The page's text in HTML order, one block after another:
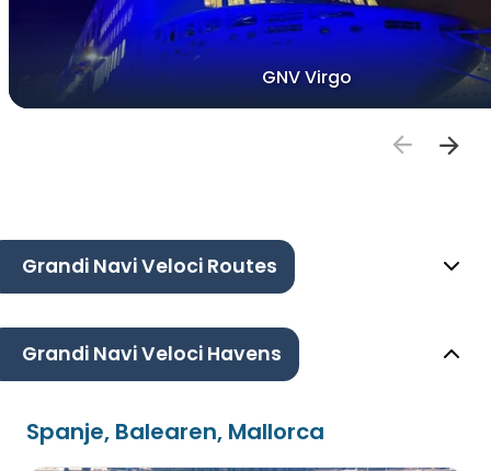
GNV Virgo
Grandi Navi Veloci Routes
Grandi Navi Veloci Havens
Spanje, Balearen, Mallorca